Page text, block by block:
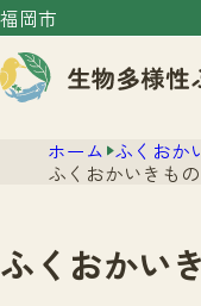
福岡市
センター
ホーム ふくおか
ふくおかいきも
ふくおかい